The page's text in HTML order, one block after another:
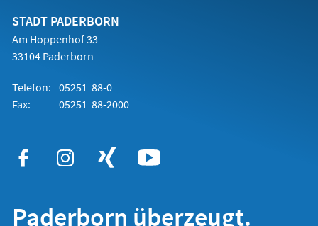
STADT PADERBORN
Am Hoppenhof 33
33104 Paderborn
Telefon: 05251 88-0
Fax:
05251 88-2000
Paderborn überzeugt.